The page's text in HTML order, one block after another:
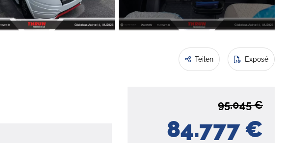
Teilen Exposé
84.777 €
95.045 €